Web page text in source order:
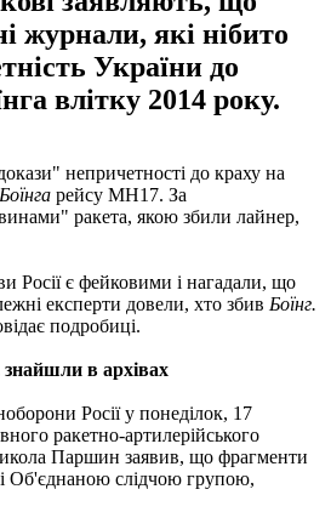
журнали, які нібито
України до
влітку 2014 року.
непричетності до краху на
Боїнга рейсу MH17. За
ракета, якою збили лайнер,
Росії є фейковими і нагадали, що
експерти довели, хто збив Боїнг.
подробиці.
знайшли в архівах
Росії у понеділок, 17
ракетно-артилерійського
Паршин заявив, що фрагменти
Об'єднаною слідчою групою,